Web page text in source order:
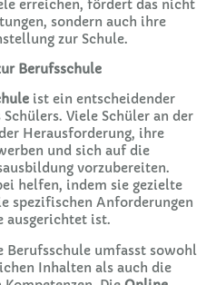
erreichen, fördert das nicht
sondern auch ihre
zur Schule.
Berufsschule
ist ein entscheidender
Viele Schüler an der
Herausforderung, ihre
und sich auf die
vorzubereiten.
helfen, indem sie gezielte
spezifischen Anforderungen
ausgerichtet ist.
Berufsschule umfasst sowohl
Inhalten als auch die